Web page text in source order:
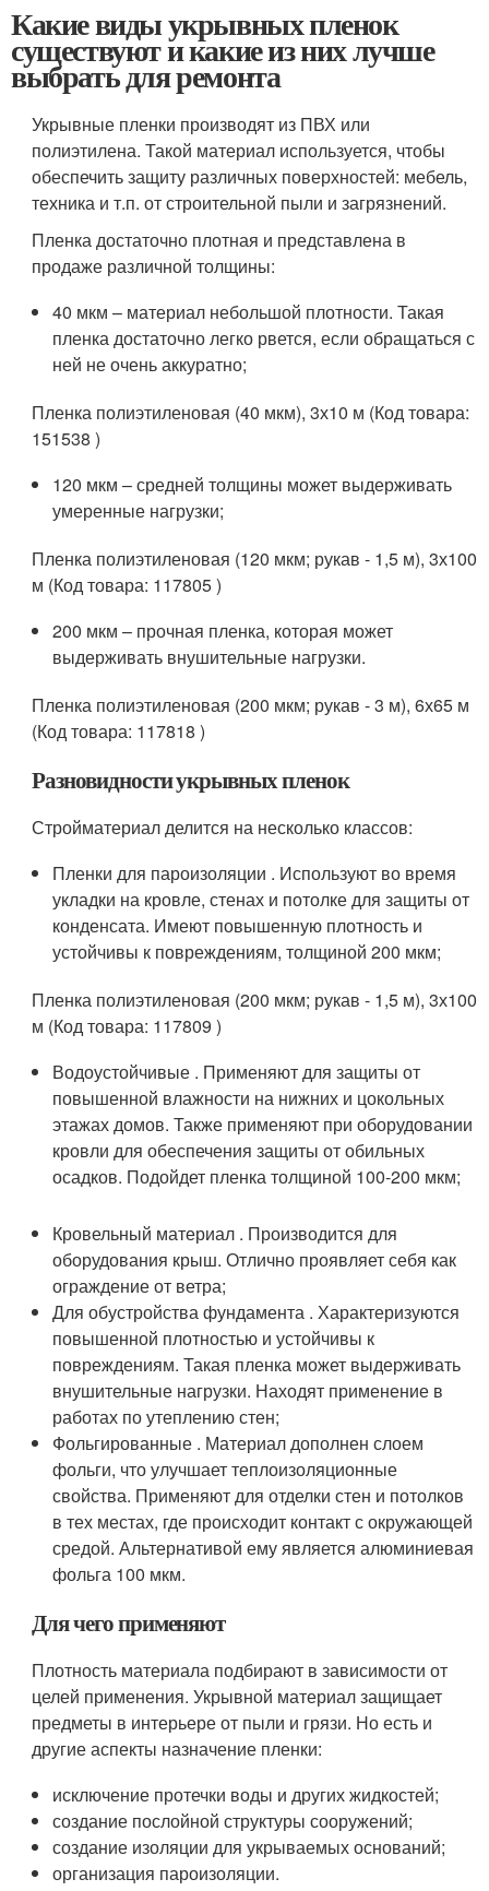
Какие виды укрывных пленок
существуют и какие из них лучше
выбрать для ремонта
Укрывные пленки производят из ПВХ или
полиэтилена. Такой материал используется, чтобы
обеспечить защиту различных поверхностей: мебель,
техника и т.п. от строительной пыли и загрязнений.
Пленка достаточно плотная и представлена в
продаже различной толщины:
40 мкм – материал небольшой плотности. Такая
пленка достаточно легко рвется, если обращаться с
ней не очень аккуратно;
Пленка полиэтиленовая (40 мкм), 3х10 м (Код товара:
151538 )
120 мкм – средней толщины может выдерживать
умеренные нагрузки;
Пленка полиэтиленовая (120 мкм; рукав - 1,5 м), 3х100
м (Код товара: 117805 )
200 мкм – прочная пленка, которая может
выдерживать внушительные нагрузки.
Пленка полиэтиленовая (200 мкм; рукав - 3 м), 6х65 м
(Код товара: 117818 )
Разновидности укрывных пленок
Стройматериал делится на несколько классов:
Пленки для пароизоляции . Используют во время
укладки на кровле, стенах и потолке для защиты от
конденсата. Имеют повышенную плотность и
устойчивы к повреждениям, толщиной 200 мкм;
Пленка полиэтиленовая (200 мкм; рукав - 1,5 м), 3х100
м (Код товара: 117809 )
Водоустойчивые . Применяют для защиты от
повышенной влажности на нижних и цокольных
этажах домов. Также применяют при оборудовании
кровли для обеспечения защиты от обильных
осадков. Подойдет пленка толщиной 100-200 мкм;
Кровельный материал . Производится для
оборудования крыш. Отлично проявляет себя как
ограждение от ветра;
Для обустройства фундамента . Характеризуются
повышенной плотностью и устойчивы к
повреждениям. Такая пленка может выдерживать
внушительные нагрузки. Находят применение в
работах по утеплению стен;
Фольгированные . Материал дополнен слоем
фольги, что улучшает теплоизоляционные
свойства. Применяют для отделки стен и потолков
в тех местах, где происходит контакт с окружающей
средой. Альтернативой ему является алюминиевая
фольга 100 мкм.
Для чего применяют
Плотность материала подбирают в зависимости от
целей применения. Укрывной материал защищает
предметы в интерьере от пыли и грязи. Но есть и
другие аспекты назначение пленки:
исключение протечки воды и других жидкостей;
создание послойной структуры сооружений;
создание изоляции для укрываемых оснований;
организация пароизоляции.